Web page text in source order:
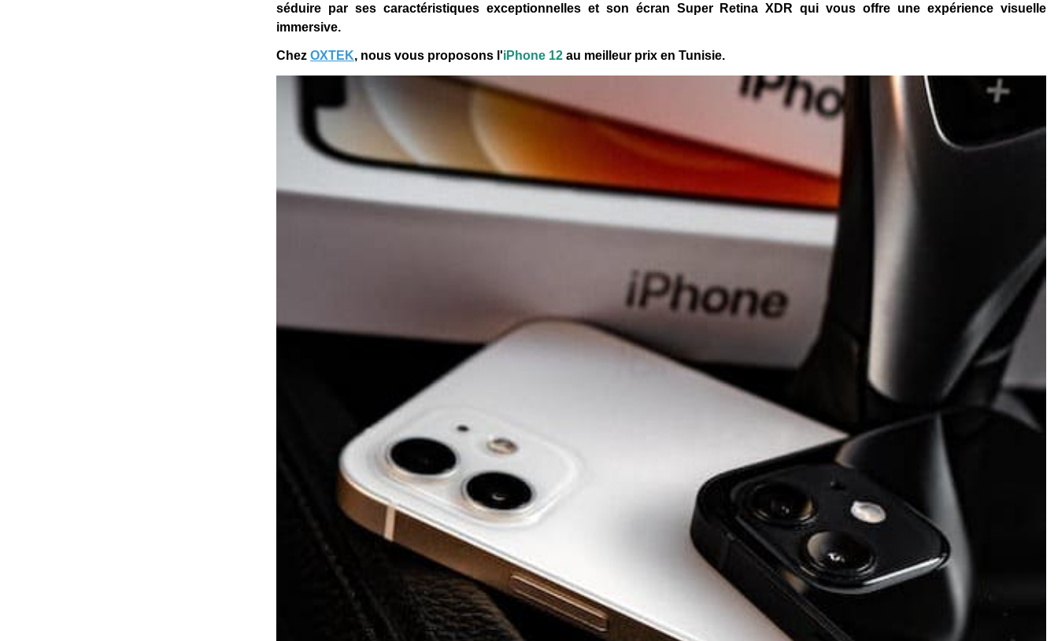
séduire par ses caractéristiques exceptionnelles et son écran Super Retina XDR qui vous offre une expérience visuelle
immersive.
Chez OXTEK, nous vous proposons l'iPhone 12 au meilleur prix en Tunisie.